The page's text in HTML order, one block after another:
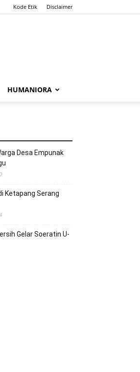
Kode Etik Disclaimer
HUMANIORA
Desa Empunak
Ketapang Serang
Gelar Soeratin U-